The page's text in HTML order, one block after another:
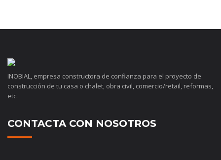
INOBIAL, empresa constructora de confianza para el proyecto de
construcción de tu casa o chalet, obra civil, comercio/retail, reformas,
etc.
CONTACTA CON NOSOTROS